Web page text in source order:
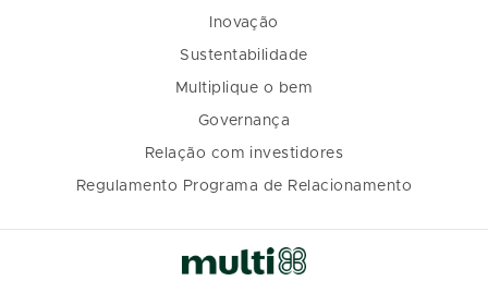
Inovação
Sustentabilidade
Multiplique o bem
Governança
Relação com investidores
Regulamento Programa de Relacionamento